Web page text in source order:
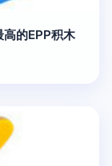
的EPP积木